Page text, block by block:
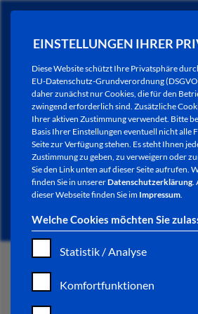
EINSTELLUNGEN IHRER
Diese Website schützt Ihre Privatsphäre
EU-Datenschutz-Grundverordnung
daher zunächst nur Cookies, die für den
zwingend erforderlich sind. Zusätzliche
Ihrer aktiven Zustimmung verwendet. Bitte
Basis Ihrer Einstellungen eventuell nicht alle
Seite zur Verfügung stehen. Es steht Ihnen
Zustimmung zu geben, zu verweigern oder
Sie den Link unten auf dieser Seite aufrufen.
finden Sie in unsererDatenschutzerklärung.
dieser Webseite finden Sie im Impressum.
Welche Cookies möchten Sie
Statistik / Analyse
Komfortfunktionen
NEWSLETTER / CITY
START